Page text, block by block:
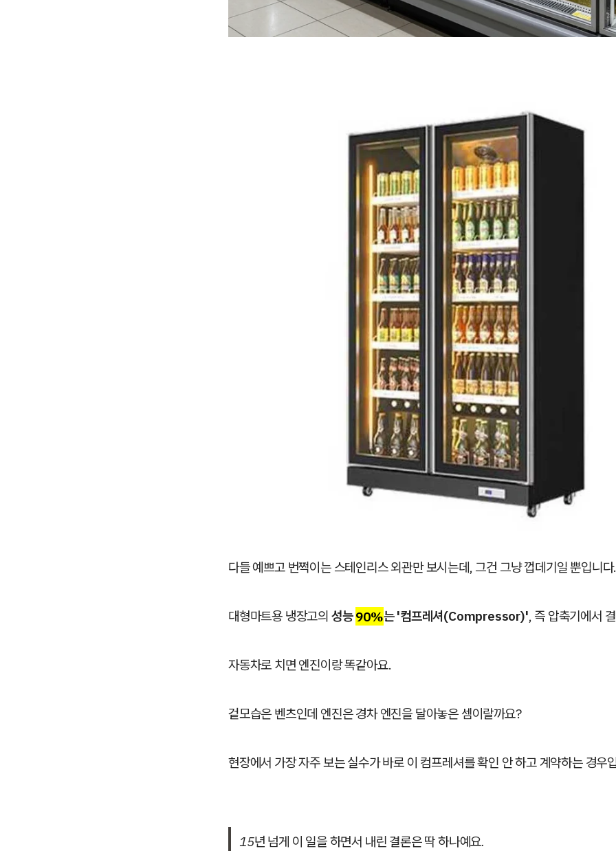
다들 예쁘고 번쩍이는 스테인리스 외관만 보시는데, 그건 그냥 껍데기일 뿐입니다.
대형마트용 냉장고의 성능90%는 '컴프레셔(Compressor)', 즉 압축기에서
자동차로 치면 엔진이랑 똑같아요.
겉모습은 벤츠인데 엔진은 경차 엔진을 달아놓은 셈이랄까요?
현장에서 가장 자주 보는 실수가 바로 이 컴프레셔를 확인 안 하고 계약하는 경우
15년 넘게 이 일을 하면서 내린 결론은 딱 하나예요.